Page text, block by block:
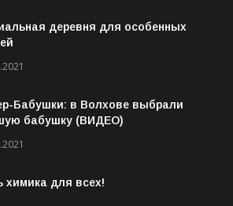
деревня для особенных
Бабушки: в Волхове выбрали
бабушку (ВИДЕО)
химика для всех!